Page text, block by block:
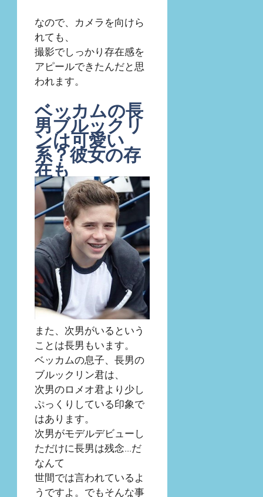
なので、カメラを向けら
れても、
撮影でしっかり存在感を
アピールできたんだと思
われます。
ベッカムの長
男ブルックリ
ンは可愛い
系？彼女の存
在も
また、次男がいるという
ことは長男もいます。
ベッカムの息子、長男の
ブルックリン君は、
次男のロメオ君より少し
ぷっくりしている印象で
はあります。
次男がモデルデビューし
ただけに長男は残念…だ
なんて
世間では言われているよ
うですよ。でもそんな事